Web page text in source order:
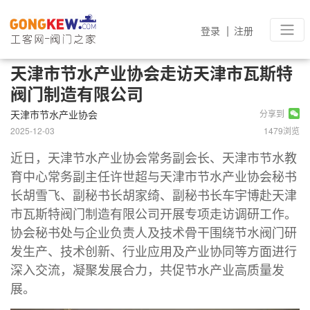
登录 | 注册
天津市节水产业协会走访天津市瓦斯特
阀门制造有限公司
天津市节水产业协会
分享到
2025-12-03
1479浏览
近日，天津节水产业协会常务副会长、天津市节水教
育中心常务副主任许世超与天津市节水产业协会秘书
长胡雪飞、副秘书长胡家绮、副秘书长车宇博赴天津
市瓦斯特阀门制造有限公司开展专项走访调研工作。
协会秘书处与企业负责人及技术骨干围绕节水阀门研
发生产、技术创新、行业应用及产业协同等方面进行
深入交流，凝聚发展合力，共促节水产业高质量发
展。